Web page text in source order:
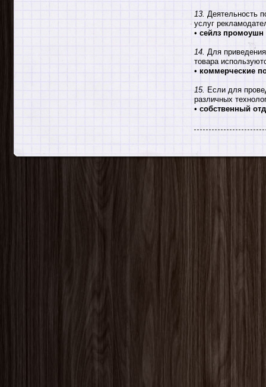
13. Деятельность
услуг
• сейлз промоушн
14. Для
товара
• коммерческие
15. Если для
различных
• собственный